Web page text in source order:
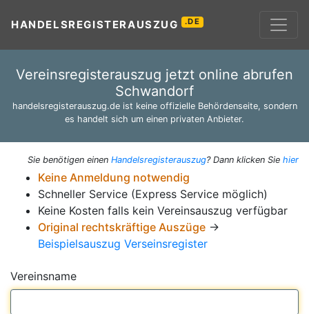
HANDELSREGISTERAUSZUG .DE
Vereinsregisterauszug jetzt online abrufen
Schwandorf
handelsregisterauszug.de ist keine offizielle Behördenseite, sondern
es handelt sich um einen privaten Anbieter.
Sie benötigen einen Handelsregisterauszug? Dann klicken Sie hier
Keine Anmeldung notwendig
Schneller Service (Express Service möglich)
Keine Kosten falls kein Vereinsauszug verfügbar
Original rechtskräftige Auszüge →
Beispielsauszug Verseinsregister
Vereinsname